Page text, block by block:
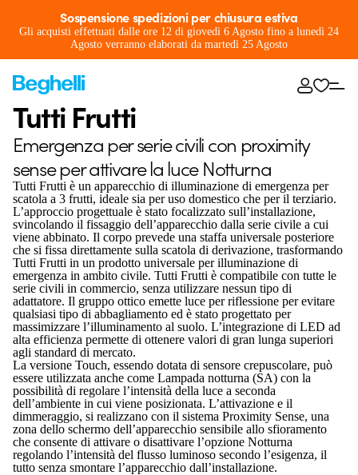
Sospensione spedizioni per chiusura estiva
Gli acquisti effettuati dalle ore 12 di giovedì 6 Agosto fino a lunedì 24
Agosto verranno elaborati da martedì 25 Agosto
Tutti Frutti
Emergenza per serie civili con proximity
sense per attivare la luce Notturna
Tutti Frutti è un apparecchio di illuminazione di emergenza per
scatola a 3 frutti, ideale sia per uso domestico che per il terziario.
L’approccio progettuale è stato focalizzato sull’installazione,
svincolando il fissaggio dell’apparecchio dalla serie civile a cui
viene abbinato. Il corpo prevede una staffa universale posteriore
che si fissa direttamente sulla scatola di derivazione, trasformando
Tutti Frutti in un prodotto universale per illuminazione di
emergenza in ambito civile. Tutti Frutti è compatibile con tutte le
serie civili in commercio, senza utilizzare nessun tipo di
adattatore. Il gruppo ottico emette luce per riflessione per evitare
qualsiasi tipo di abbagliamento ed è stato progettato per
massimizzare l’illuminamento al suolo. L’integrazione di LED ad
alta efficienza permette di ottenere valori di gran lunga superiori
agli standard di mercato.
La versione Touch, essendo dotata di sensore crepuscolare, può
essere utilizzata anche come Lampada notturna (SA) con la
possibilità di regolare l’intensità della luce a seconda
dell’ambiente in cui viene posizionata. L’attivazione e il
dimmeraggio, si realizzano con il sistema Proximity Sense, una
zona dello schermo dell’apparecchio sensibile allo sfioramento
che consente di attivare o disattivare l’opzione Notturna
regolando l’intensità del flusso luminoso secondo l’esigenza, il
tutto senza smontare l’apparecchio dall’installazione.